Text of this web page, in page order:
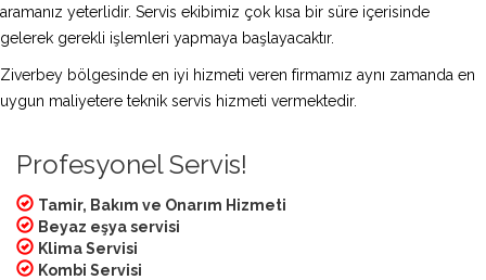
aramanız yeterlidir. Servis ekibimiz çok kısa bir süre içerisinde
gelerek gerekli işlemleri yapmaya başlayacaktır.
Ziverbey bölgesinde en iyi hizmeti veren firmamız aynı zamanda en
uygun maliyetere teknik servis hizmeti vermektedir.
Profesyonel Servis!
Tamir, Bakım ve Onarım Hizmeti
Beyaz eşya servisi
Klima Servisi
Kombi Servisi